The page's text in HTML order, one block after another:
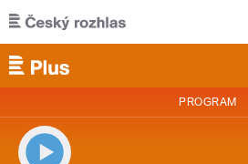
Přejít k hlavnímu obsahu
PROGRAM